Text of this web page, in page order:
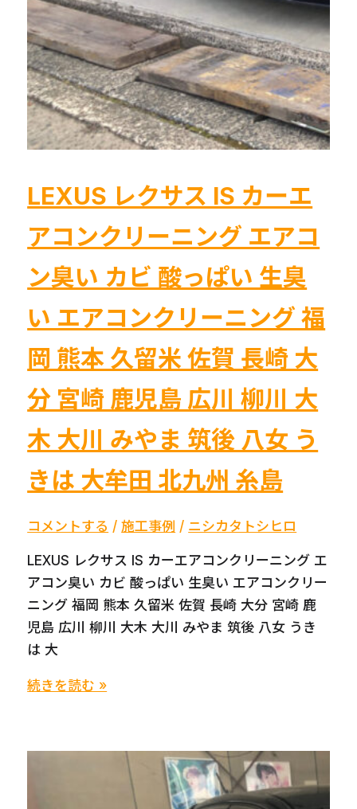
臭
い
花
粉
酸
っ
ぱ
福
岡
久
留
米
女
後
岡
山
全
国
対
応
LEXUS レクサス IS カーエ
アコンクリーニング エアコ
ン臭い カビ 酸っぱい 生臭
い エアコンクリーニング 福
岡 熊本 久留米 佐賀 長崎 大
分 宮崎 鹿児島 広川 柳川 大
木 大川 みやま 筑後 八女 う
きは 大牟田 北九州 糸島
コメントする /施工事例 / ニシカタトシヒロ
LEXUS レクサス IS カーエアコンクリーニング エ
アコン臭い カビ 酸っぱい 生臭い エアコンクリー
ニング 福岡 熊本 久留米 佐賀 長崎 大分 宮崎 鹿
児島 広川 柳川 大木 大川 みやま 筑後 八女 うき
は 大
LEXUS
サ
続きを読む »